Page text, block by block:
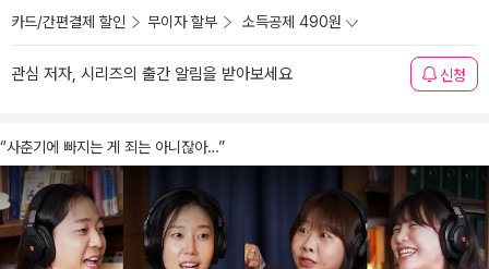
카드/간편결제 할인 무이자 할부 소득공제 490원
관심 저자, 시리즈의 출간 알림을 받아보세요 신청
“사춘기에 빠지는 게 죄는 아니잖아…”